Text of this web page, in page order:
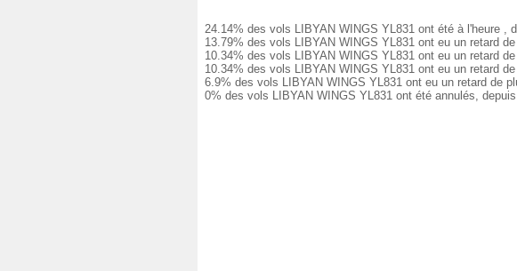
24.14% des vols LIBYAN WINGS YL831 ont été à l'heure ,
13.79% des vols LIBYAN WINGS YL831 ont eu un retard
10.34% des vols LIBYAN WINGS YL831 ont eu un retard
10.34% des vols LIBYAN WINGS YL831 ont eu un retard
6.9% des vols LIBYAN WINGS YL831 ont eu un retard de
0% des vols LIBYAN WINGS YL831 ont été annulés,